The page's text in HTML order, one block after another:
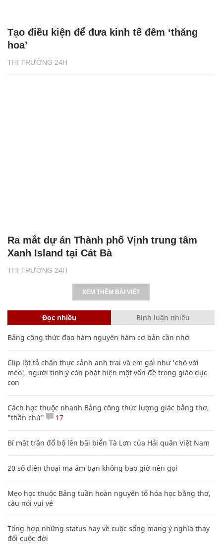
THỊ TRƯỜNG 24H
Tạo điều kiện để đưa kinh tế đêm ‘thăng
hoa’
THỊ TRƯỜNG 24H
Ra mắt dự án Thành phố Vịnh trung tâm
Xanh Island tại Cát Bà
XEM THÊM BÀI VIẾT
Đọc nhiều Bình luận nhiều
Bảng công thức đạo hàm nguyên hàm cơ bản cần nhớ
Clip lột tả chân thực cảnh anh trai và em gái như 'chó với
mèo', người tinh ý còn phát hiện một vấn đề trong giáo dục
con
Cách học thuộc nhanh Bảng công thức lượng giác bằng thơ,
"thần chú"
17
Bí mật trận đổ bộ lên bãi biển Tà Lơn của Hải quân Việt Nam
20 số điện thoại ma ám bạn không bao giờ nên gọi
Mẹo học thuộc Bảng tuần hoàn nguyên tố hóa học bằng thơ,
câu nói vui vẻ
Tổng hợp những status hay về cuộc sống mang ý nghĩa thay
đổi cuộc đời